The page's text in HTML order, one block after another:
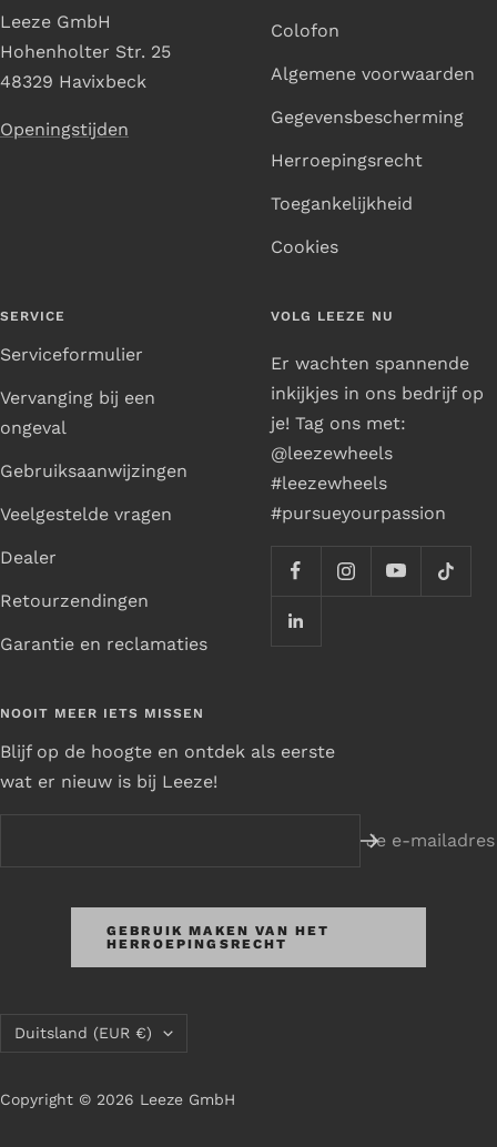
Leeze GmbH
Hohenholter Str. 25
48329 Havixbeck
Openingstijden
Colofon
Algemene voorwaarden
Gegevensbescherming
Herroepingsrecht
Toegankelijkheid
Cookies
SERVICE
Serviceformulier
Vervanging bij een
ongeval
Gebruiksaanwijzingen
Veelgestelde vragen
Dealer
Retourzendingen
Garantie en reclamaties
VOLG LEEZE NU
Er wachten spannende
inkijkjes in ons bedrijf op
je! Tag ons met:
@leezewheels
#leezewheels
#pursueyourpassion
NOOIT MEER IETS MISSEN
Blijf op de hoogte en ontdek als eerste
wat er nieuw is bij Leeze!
Je e-mailadres
GEBRUIK MAKEN VAN HET
HERROEPINGSRECHT
Land/regio Duitsland (EUR €)
Copyright © 2026 Leeze GmbH